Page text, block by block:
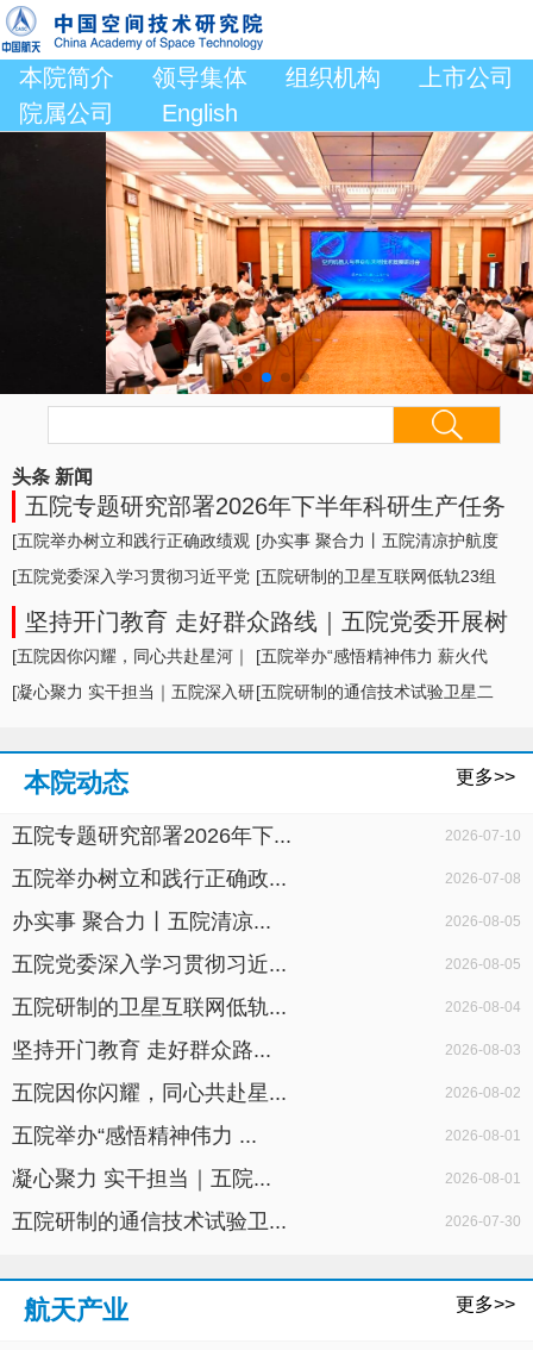
本院简介 领导集体 组织机构
上市公司
院属公司
English
头条 新闻
五院专题研究部署2026年下半年科研生产任务
形势及举措
[五院举办树立和践行正确政绩观
学习教育专题... ]
[办实事 聚合力丨五院清凉护航度
盛夏，暖心... ]
[五院党委深入学习贯彻习近平党
建思想，专题... ]
[五院研制的卫星互联网低轨23组
卫星成功发... ]
坚持开门教育 走好群众路线｜五院党委开展树
立和践行正确政绩观学习教育面对面座谈
[五院因你闪耀，同心共赴星河｜
五院举办20... ]
[五院举办“感悟精神伟力 薪火代
代相传”暨... ]
[凝心聚力 实干担当｜五院深入研[五院研制的通信技术试验卫星二
本院动态 更多>>
五院专题研究部署2026年下... 2026-07-10
五院举办树立和践行正确政... 2026-07-08
办实事 聚合力丨五院清凉... 2026-08-05
五院党委深入学习贯彻习近... 2026-08-05
五院研制的卫星互联网低轨... 2026-08-04
坚持开门教育 走好群众路... 2026-08-03
五院因你闪耀，同心共赴星... 2026-08-02
五院举办“感悟精神伟力 ... 2026-08-01
凝心聚力 实干担当｜五院... 2026-08-01
五院研制的通信技术试验卫... 2026-07-30
航天产业 更多>>